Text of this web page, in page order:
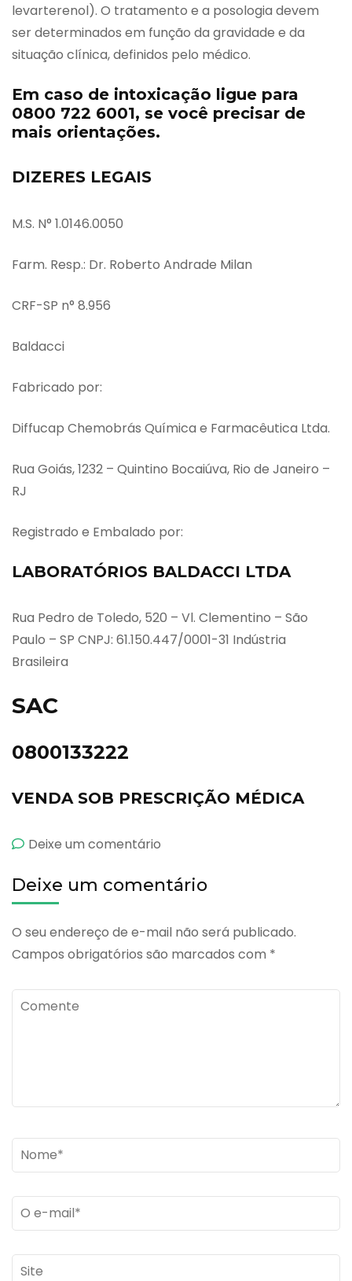
levarterenol). O tratamento e a posologia devem
ser determinados em função da gravidade e da
situação clínica, definidos pelo médico.
Em caso de intoxicação ligue para
0800 722 6001, se você precisar de
mais orientações.
DIZERES LEGAIS
M.S. N° 1.0146.0050
Farm. Resp.: Dr. Roberto Andrade Milan
CRF-SP n° 8.956
Baldacci
Fabricado por:
Diffucap Chemobrás Química e Farmacêutica Ltda.
Rua Goiás, 1232 – Quintino Bocaiúva, Rio de Janeiro –
RJ
Registrado e Embalado por:
LABORATÓRIOS BALDACCI LTDA
Rua Pedro de Toledo, 520 – Vl. Clementino – São
Paulo – SP CNPJ: 61.150.447/0001-31 Indústria
Brasileira
SAC
0800133222
VENDA SOB PRESCRIÇÃO MÉDICA
Deixe um comentário
Deixe um comentário
O seu endereço de e-mail não será publicado.
Campos obrigatórios são marcados com *
Comente
Name*
Email *
Site